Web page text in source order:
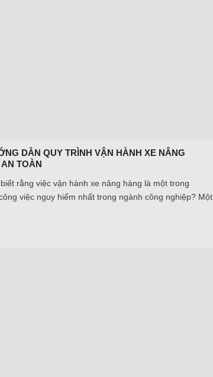
DẪN QUY TRÌNH VẬN HÀNH XE NÂNG
TOÀN
rằng việc vận hành xe nâng hàng là một trong
việc nguy hiểm nhất trong ngành công nghiệp? Một